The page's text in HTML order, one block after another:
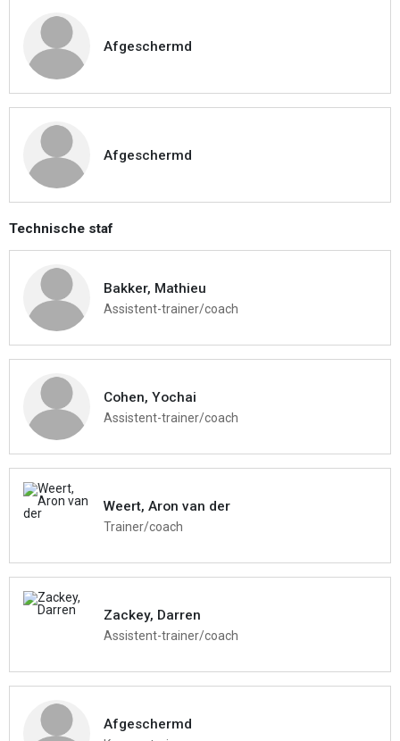
Afgeschermd
Afgeschermd
Technische staf
Bakker, Mathieu
Assistent-trainer/coach
Cohen, Yochai
Assistent-trainer/coach
Weert, Aron van der
Trainer/coach
Zackey, Darren
Assistent-trainer/coach
Afgeschermd